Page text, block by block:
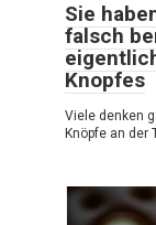
Sie
falsch
Knopfes
Viele denken
Knöpfe an der